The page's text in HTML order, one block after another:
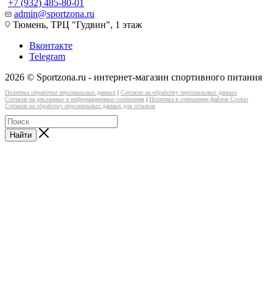
+7 (932) 485-80-01
admin@sportzona.ru
Тюмень, ТРЦ "Гудвин", 1 этаж
Вконтакте
Telegram
2026 © Sportzona.ru - интернет-магазин спортивного питания
Политика обработки персональных данных | Согласие на обработку персональных данных
Согласие на рекламные и информационные сообщения | Политика в отношении файлов Cookie
Согласие на обработку персональных данных для отзывов
Найти